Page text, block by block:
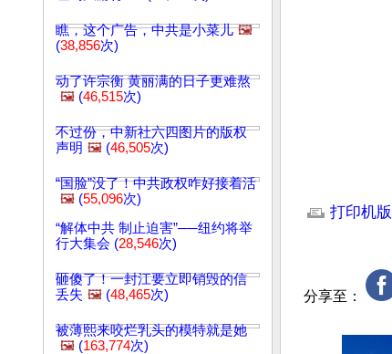
瞧，这个广告，中共是小菜儿 🖼️
(38,856次)
动了许宗衡 黄丽满的日子更难熬
🖼️ (46,515次)
不过份，中新社六四图片的版权
声明 🖼️ (46,505次)
“国脸”没了！中共政权咋好接着活
🖼️ (55,096次)
“解体中共 制止迫害”──纽约将举
行大集会 (28,546次)
砸傻了！一封江要立即销毁的信
丢失 🖼️ (48,465次)
被薄熙来咬烂乳头的模特就是她
🖼️ (163,774次)
打印机版
分享至：